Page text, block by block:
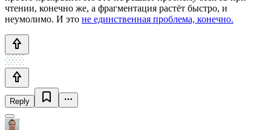
чтении, конечно же, а фрагментация растёт быстро, и
неумолимо. И это не единственная проблема, конечно.
Reply